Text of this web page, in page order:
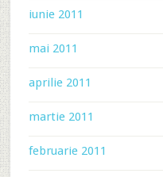
iunie 2011
mai 2011
aprilie 2011
martie 2011
februarie 2011